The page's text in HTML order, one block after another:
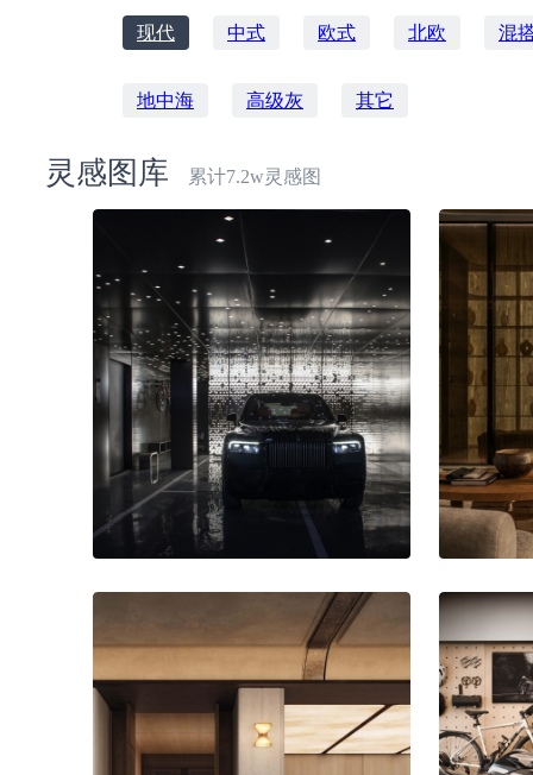
现代 中式 欧式 北欧 混
地中海 高级灰 其它
灵感图库 累计7.2w灵感图